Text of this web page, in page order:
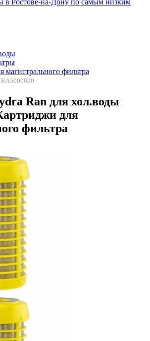
магистрального фильтра
Ran для хол.воды
для
фильтра